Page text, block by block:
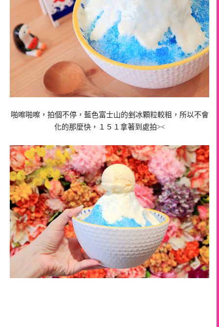
啪嚓啪嚓，拍個不停，藍色富士山的剉冰顆粒較粗，所以不會
化的那麼快，１５１拿著到處拍><